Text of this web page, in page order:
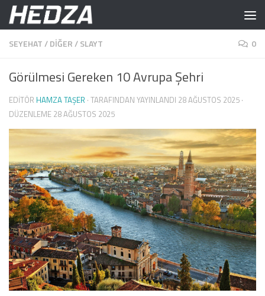
Skip to content
SEYEHAT/DIĞER/SLAYT 0
Görülmesi Gereken 10 Avrupa Şehri
EDITÖR HAMZA TAŞER · TARAFINDAN YAYINLANDI 28 AĞUSTOS 2025 ·
DÜZENLEME 28 AĞUSTOS 2025